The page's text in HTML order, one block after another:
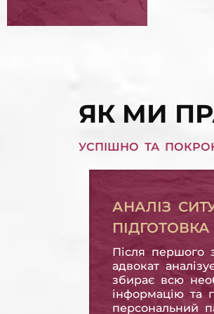
ЯК МИ
УСПІШНО ТА
АНАЛІЗ
Після першого
адвокат
збирає всю
інформацію та
персональний